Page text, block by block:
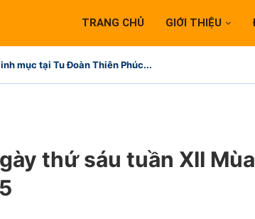
TRANG CHỦ GIỚI THIỆU
mục tại Tu Đoàn Thiên Phúc...
thứ sáu tuần XII Mùa